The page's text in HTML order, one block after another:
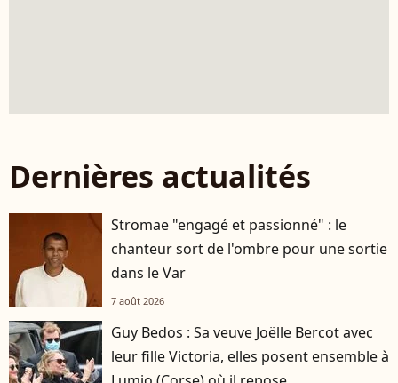
Dernières actualités
Stromae "engagé et passionné" : le
chanteur sort de l'ombre pour une sortie
dans le Var
7 août 2026
Guy Bedos : Sa veuve Joëlle Bercot avec
leur fille Victoria, elles posent ensemble à